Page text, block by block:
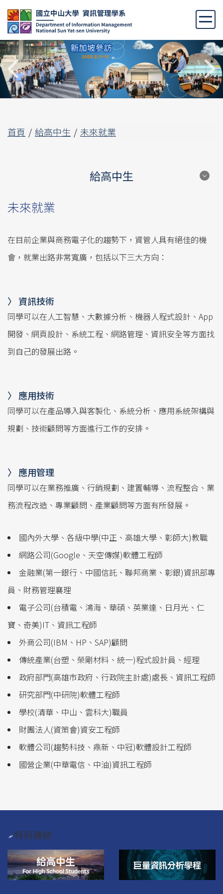
跳
到
主
要
內
容
區
首頁 給高中生 未來就業
給高中生
入學管道
升學與國際交流
學生活動
未來就業
獎助學金
臉書粉絲團
中山大學招生資訊
未來就業
在目前企業與商務電子化的趨勢下，資管人具有絕佳的機
會，就業出路非常寬廣，包括以下三大方向：
〉 資訊技術
同學可以在人工智慧、大數據分析、機器人程式設計、App
開發、網頁設計、系統工程、網路管理、資訊安全等方面找
到自己的發展出路。
〉 應用技術
同學可以在產品導入與客製化、系統分析、應用系統架構與
規劃、技術顧問等方面進行工作的安排。
〉 應用管理
同學可以在業務推廣、行銷規劃、建置輔導、流程整合、業
務流程改造、專業顧問、產業顧問等方面有所發展。
國內外大學、各級中學(中正、高雄大學、彰師大)教職
網路公司(Google、天空傳媒)軟體工程師
金融業(第一銀行、中國信託、聯邦商業、彰銀)資訊部專
員、財務管理襄理
電子公司(台積電、鴻海、華碩、英業達、日月光、仁
寶、奇美)IT、資訊工程師
外商公司(IBM、HP、SAP)顧問
傳統產業(台塑、榮剛材料、統一)程式設計員、經理
政府部門(高雄市政府、行政院主計處)處長、資訊工程師
研究部門(中研院)軟體工程師
學校(清華、中山、雲科大)職員
財團法人(資策會)資安工程師
軟體公司(趨勢科技、鼎新、中冠)軟體設計工程師
國營企業(中華電信、中油)資訊工程師
特別連結